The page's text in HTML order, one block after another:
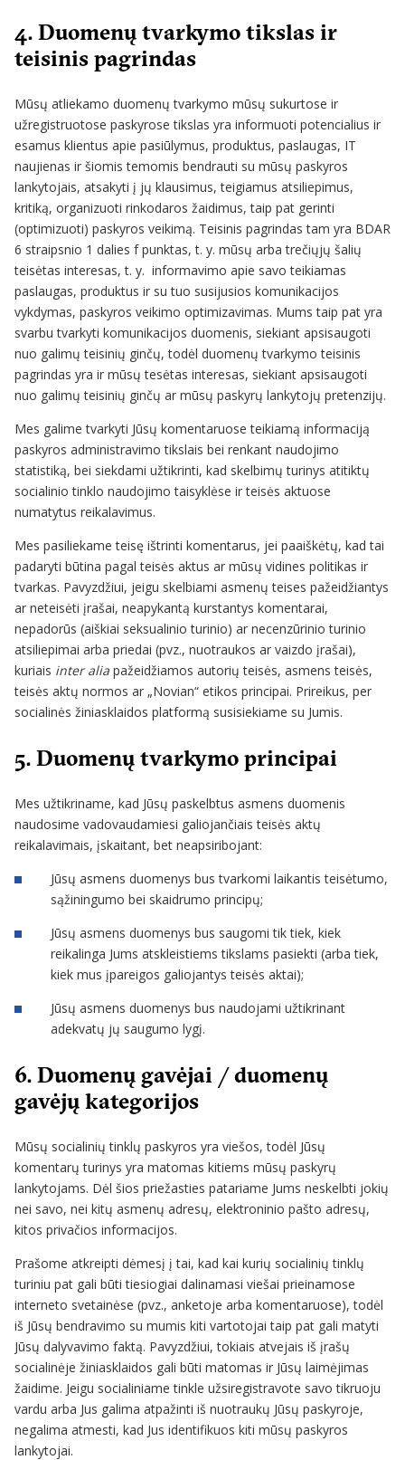
4. Duomenų tvarkymo tikslas ir
teisinis pagrindas
Mūsų atliekamo duomenų tvarkymo mūsų sukurtose ir
užregistruotose paskyrose tikslas yra informuoti potencialius ir
esamus klientus apie pasiūlymus, produktus, paslaugas, IT
naujienas ir šiomis temomis bendrauti su mūsų paskyros
lankytojais, atsakyti į jų klausimus, teigiamus atsiliepimus,
kritiką, organizuoti rinkodaros žaidimus, taip pat gerinti
(optimizuoti) paskyros veikimą. Teisinis pagrindas tam yra BDAR
6 straipsnio 1 dalies f punktas, t. y. mūsų arba trečiųjų šalių
teisėtas interesas, t. y. informavimo apie savo teikiamas
paslaugas, produktus ir su tuo susijusios komunikacijos
vykdymas, paskyros veikimo optimizavimas. Mums taip pat yra
svarbu tvarkyti komunikacijos duomenis, siekiant apsisaugoti
nuo galimų teisinių ginčų, todėl duomenų tvarkymo teisinis
pagrindas yra ir mūsų tesėtas interesas, siekiant apsisaugoti
nuo galimų teisinių ginčų ar mūsų paskyrų lankytojų pretenzijų.
Mes galime tvarkyti Jūsų komentaruose teikiamą informaciją
paskyros administravimo tikslais bei renkant naudojimo
statistiką, bei siekdami užtikrinti, kad skelbimų turinys atitiktų
socialinio tinklo naudojimo taisyklėse ir teisės aktuose
numatytus reikalavimus.
Mes pasiliekame teisę ištrinti komentarus, jei paaiškėtų, kad tai
padaryti būtina pagal teisės aktus ar mūsų vidines politikas ir
tvarkas. Pavyzdžiui, jeigu skelbiami asmenų teises pažeidžiantys
ar neteisėti įrašai, neapykantą kurstantys komentarai,
nepadorūs (aiškiai seksualinio turinio) ar necenzūrinio turinio
atsiliepimai arba priedai (pvz., nuotraukos ar vaizdo įrašai),
kuriais inter alia pažeidžiamos autorių teisės, asmens teisės,
teisės aktų normos ar „Novian“ etikos principai. Prireikus, per
socialinės žiniasklaidos platformą susisiekiame su Jumis.
5. Duomenų tvarkymo principai
Mes užtikriname, kad Jūsų paskelbtus asmens duomenis
naudosime vadovaudamiesi galiojančiais teisės aktų
reikalavimais, įskaitant, bet neapsiribojant:
Jūsų asmens duomenys bus tvarkomi laikantis teisėtumo,
sąžiningumo bei skaidrumo principų;
Jūsų asmens duomenys bus saugomi tik tiek, kiek
reikalinga Jums atskleistiems tikslams pasiekti (arba tiek,
kiek mus įpareigos galiojantys teisės aktai);
Jūsų asmens duomenys bus naudojami užtikrinant
adekvatų jų saugumo lygį.
6. Duomenų gavėjai / duomenų
gavėjų kategorijos
Mūsų socialinių tinklų paskyros yra viešos, todėl Jūsų
komentarų turinys yra matomas kitiems mūsų paskyrų
lankytojams. Dėl šios priežasties patariame Jums neskelbti jokių
nei savo, nei kitų asmenų adresų, elektroninio pašto adresų,
kitos privačios informacijos.
Prašome atkreipti dėmesį į tai, kad kai kurių socialinių tinklų
turiniu pat gali būti tiesiogiai dalinamasi viešai prieinamose
interneto svetainėse (pvz., anketoje arba komentaruose), todėl
iš Jūsų bendravimo su mumis kiti vartotojai taip pat gali matyti
Jūsų dalyvavimo faktą. Pavyzdžiui, tokiais atvejais iš įrašų
socialinėje žiniasklaidos gali būti matomas ir Jūsų laimėjimas
žaidime. Jeigu socialiniame tinkle užsiregistravote savo tikruoju
vardu arba Jus galima atpažinti iš nuotraukų Jūsų paskyroje,
negalima atmesti, kad Jus identifikuos kiti mūsų paskyros
lankytojai.